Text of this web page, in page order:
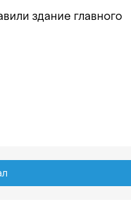
здание главного